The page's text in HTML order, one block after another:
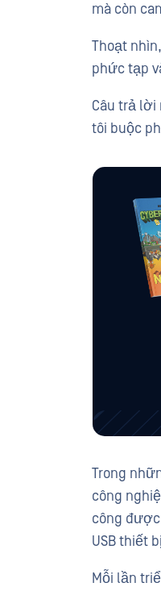
mà còn
Thoạt
phức tạp
Câu trả lời
tôi buộc
Trong
công
công
USB thiết
Mỗi lần